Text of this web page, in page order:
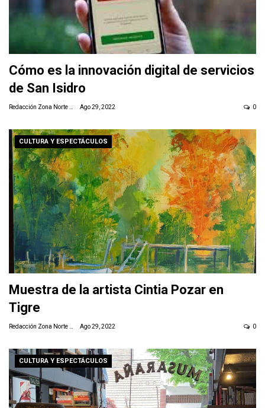
Cómo es la innovación digital de servicios
de San Isidro
Redacción Zona Norte Daily Ago 29, 2022 0
CULTURA Y ESPECTÁCULOS
Muestra de la artista Cintia Pozar en
Tigre
Ago 29, 2022 0
CULTURA Y ESPECTÁCULOS